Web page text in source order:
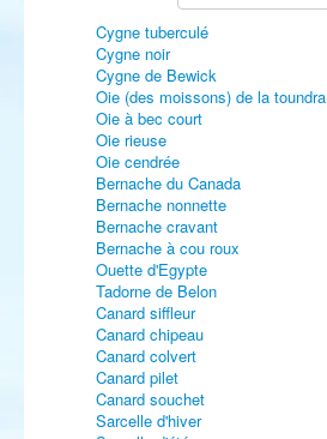
Cygne tuberculé
Cygne noir
Cygne de Bewick
Oie (des moissons) de la toundra
Oie à bec court
Oie rieuse
Oie cendrée
Bernache du Canada
Bernache nonnette
Bernache cravant
Bernache à cou roux
Ouette d'Egypte
Tadorne de Belon
Canard siffleur
Canard chipeau
Canard colvert
Canard pilet
Canard souchet
Sarcelle d'hiver